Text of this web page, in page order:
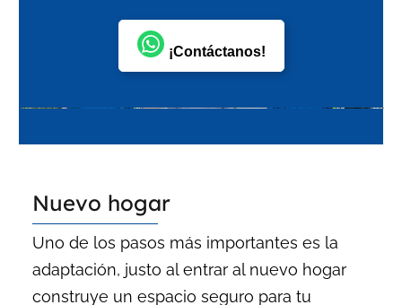
¡Contáctanos!
Nuevo hogar
Uno de los pasos más importantes es la
adaptación, justo al entrar al nuevo hogar
construye un espacio seguro para tu